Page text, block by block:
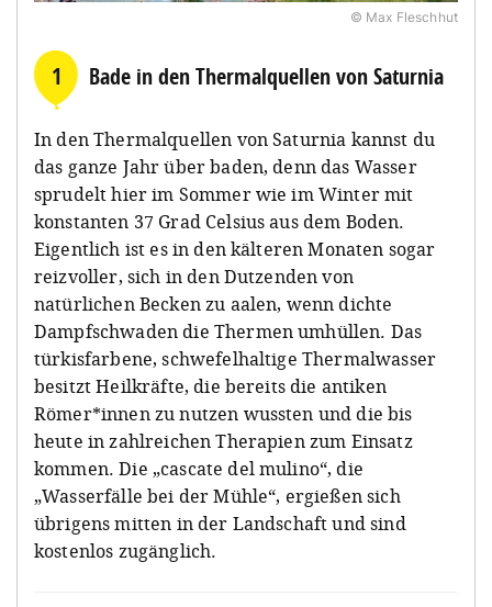
© Max Fleschhut
1 Bade in den Thermalquellen von Saturnia
In den Thermalquellen von Saturnia kannst du
das ganze Jahr über baden, denn das Wasser
sprudelt hier im Sommer wie im Winter mit
konstanten 37 Grad Celsius aus dem Boden.
Eigentlich ist es in den kälteren Monaten sogar
reizvoller, sich in den Dutzenden von
natürlichen Becken zu aalen, wenn dichte
Dampfschwaden die Thermen umhüllen. Das
türkisfarbene, schwefelhaltige Thermalwasser
besitzt Heilkräfte, die bereits die antiken
Römer*innen zu nutzen wussten und die bis
heute in zahlreichen Therapien zum Einsatz
kommen. Die „cascate del mulino“, die
„Wasserfälle bei der Mühle“, ergießen sich
übrigens mitten in der Landschaft und sind
kostenlos zugänglich.